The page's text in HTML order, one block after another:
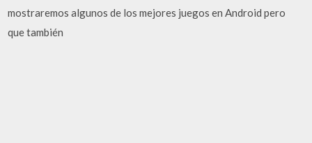
mostraremos algunos de los mejores juegos en Android pero
que también